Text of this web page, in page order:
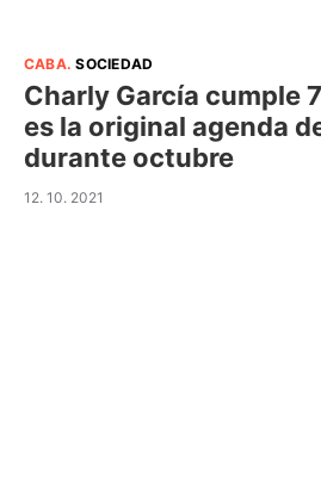
CABA.SOCIEDAD
Charly García cumple
es la original agenda
durante octubre
12. 10. 2021